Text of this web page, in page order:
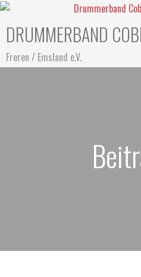
Zum
springen
DRUMMERBAND
Freren / Emsland e.V.